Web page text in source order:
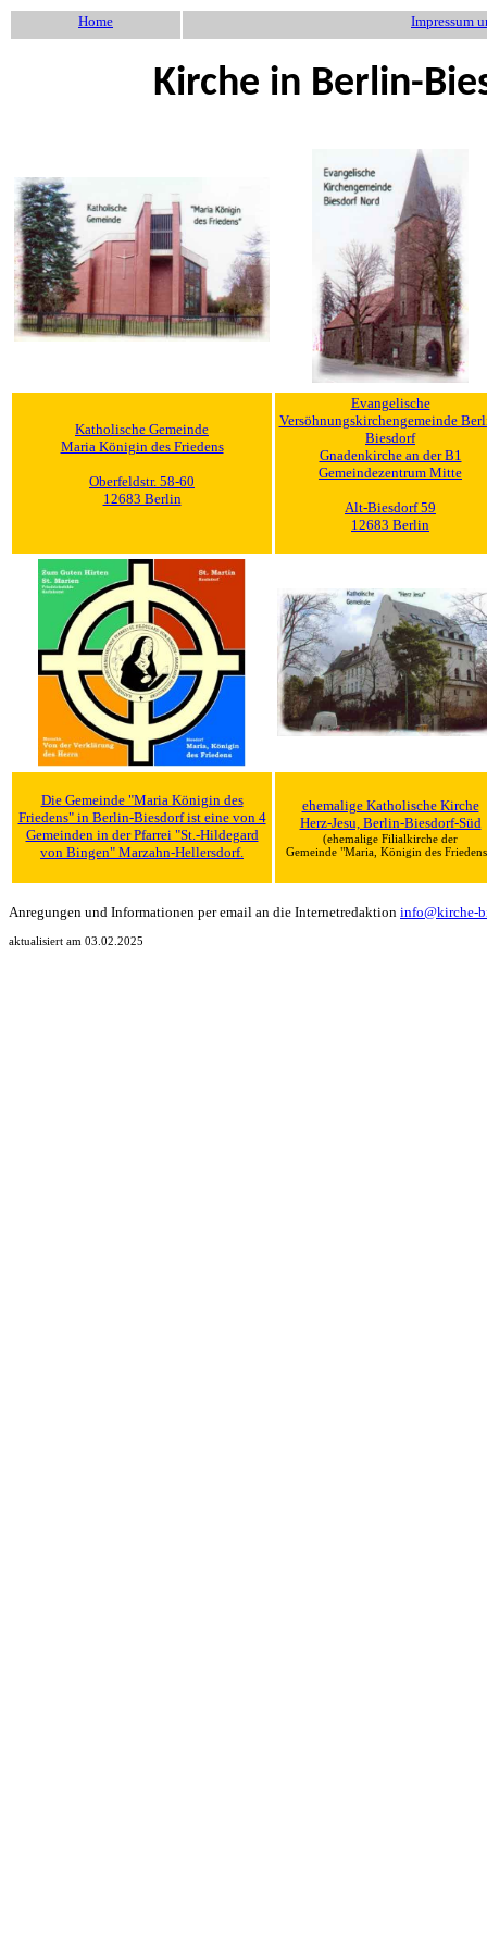
Home Impressum
Kirche in Berlin-
Katholische Gemeinde
Maria Königin des Friedens
Oberfeldstr. 58-60
12683 Berlin
Evangelische
Versöhnungskirchengemeinde
Biesdorf
Gnadenkirche an der B1
Gemeindezentrum Mitte
Alt-Biesdorf 59
12683 Berlin
Die Gemeinde "Maria Königin des
Friedens" in Berlin-Biesdorf ist eine von 4
Gemeinden in der Pfarrei "St.-Hildegard
von Bingen" Marzahn-Hellersdorf.
ehemalige Katholische Kirche
Herz-Jesu, Berlin-Biesdorf-Süd
(ehemalige Filialkirche der
Gemeinde "Maria, Königin des
Anregungen und Informationen per email an die Internetredaktion info@kirche-
aktualisiert am 03.02.2025